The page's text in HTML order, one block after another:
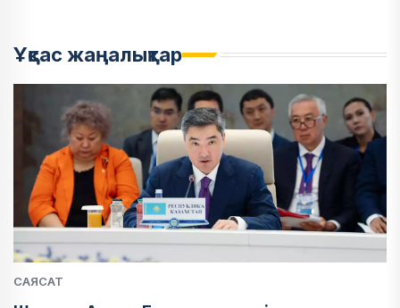
Ұқсас жаңалықтар
САЯСАТ